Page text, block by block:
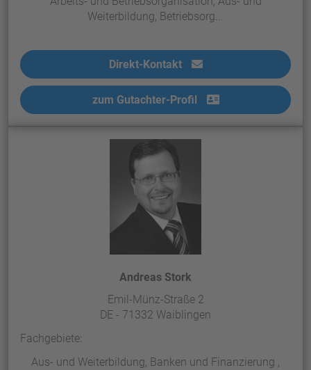
Weiterbildung, Betriebsorg...
Direkt-Kontakt
zum Gutachter-Profil
Andreas Stork
Emil-Münz-Straße 2
DE - 71332 Waiblingen
Fachgebiete:
Aus- und Weiterbildung, Banken und Finanzierung ,